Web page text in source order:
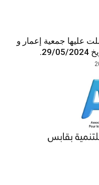
عليها جمعية إعمار و